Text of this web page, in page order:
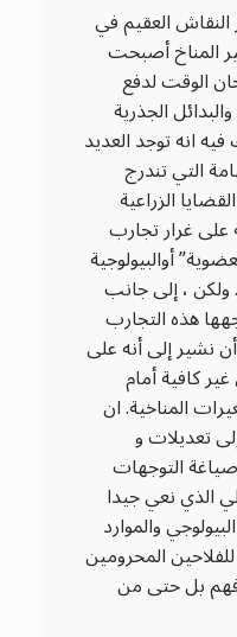
العقيم في
المناخ أصبحت
الوقت لدفع
الجذرية
انه توجد العديد
التي تندرج
الزراعية
على غرار تجارب
أوالبيولوجية
ولكن ، إلى جانب
هذه التجارب
أن نشير إلى أنه على
كافية أمام
المناخية. ان
تعديلات و
التوجهات
الذي نعي جيدا
والموارد
المحرومين
بل حتى من